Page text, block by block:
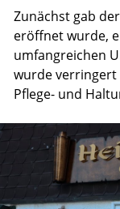
Zunächst gab
eröffnet wurde,
umfangreichen
wurde verringert
Pflege- und